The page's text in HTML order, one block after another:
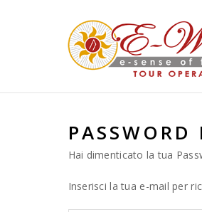
Hai dimenticato la tua
Inserisci la tua e-mail per